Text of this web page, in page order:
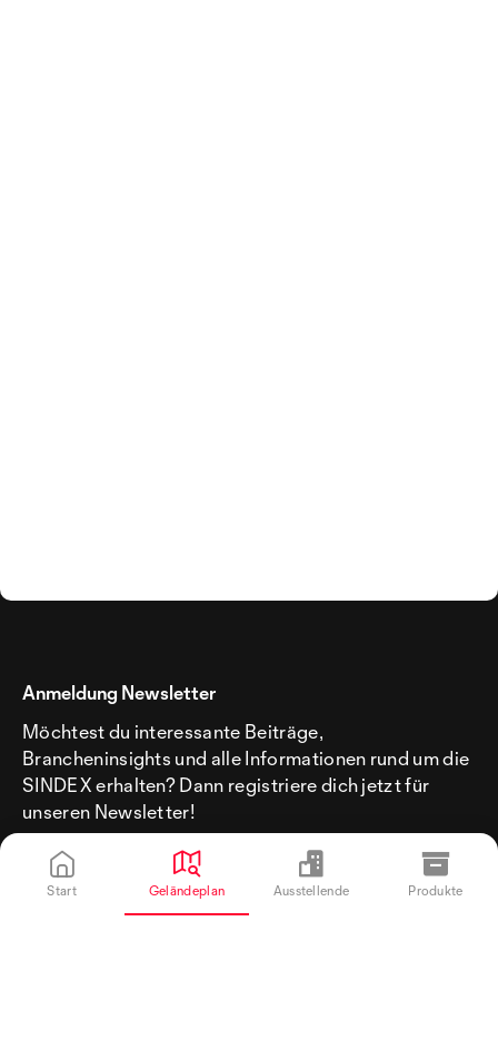
Anmeldung Newsletter
Möchtest du interessante Beiträge,
Brancheninsights und alle Informationen rund um die
SINDEX erhalten? Dann registriere dich jetzt für
unseren Newsletter!
Start Geländeplan Ausstellende Produkte